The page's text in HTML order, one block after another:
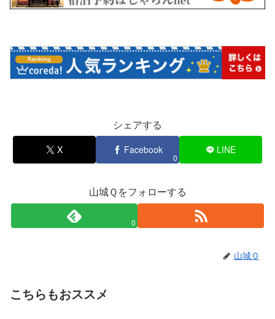
シェアする
X Facebook
0
LINE
山城Ｑをフォローする
0
山城Ｑ
こちらもおススメ